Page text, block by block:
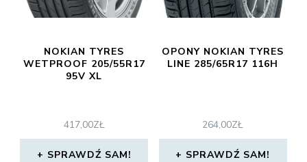
NOKIAN TYRES
WETPROOF 205/55R17
95V XL
417,00ZŁ
SPRAWDŹ SAM!
OPONY NOKIAN TYRES
LINE 285/65R17 116H
264,00ZŁ
SPRAWDŹ SAM!